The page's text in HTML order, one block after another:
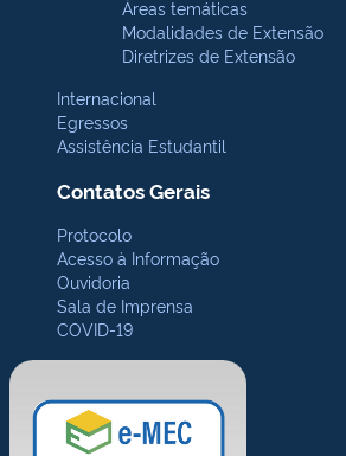
Áreas temáticas
Modalidades de Extensão
Diretrizes de Extensão
Internacional
Egressos
Assistência Estudantil
Contatos Gerais
Protocolo
Acesso à Informação
Ouvidoria
Sala de Imprensa
COVID-19